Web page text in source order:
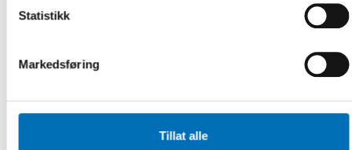
Statistikk
Markedsføring
Tillat alle